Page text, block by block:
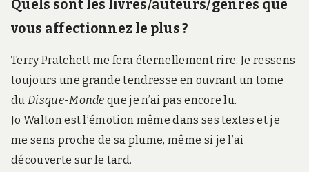
Quels sont les livres/auteurs/genres que
vous affectionnez le plus ?
Terry Pratchett me fera éternellement rire. Je ressens
toujours une grande tendresse en ouvrant un tome
du Disque-Monde que je n’ai pas encore lu.
Jo Walton est l’émotion même dans ses textes et je
me sens proche de sa plume, même si je l’ai
découverte sur le tard.